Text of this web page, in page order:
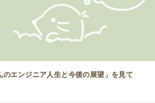
のエンジニア人生と今後の展望」を見て